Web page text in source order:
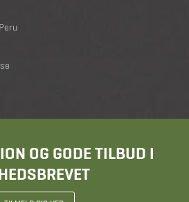
OG GODE TILBUD I